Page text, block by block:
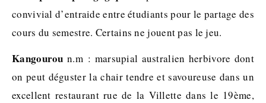
convivial d’entraide entre étudiants pour le partage des
cours du semestre. Certains ne jouent pas le jeu.
Kangourou n.m : marsupial australien herbivore dont
on peut déguster la chair tendre et savoureuse dans un
excellent restaurant rue de la Villette dans le 19ème,